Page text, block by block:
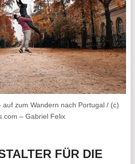
auf zum Wandern nach Portugal / (c)
– Gabriel Felix
FÜR DIE